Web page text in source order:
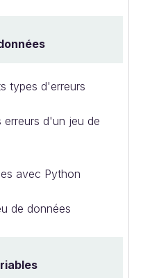
types d'erreurs
erreurs d'un jeu de
avec Python
de données